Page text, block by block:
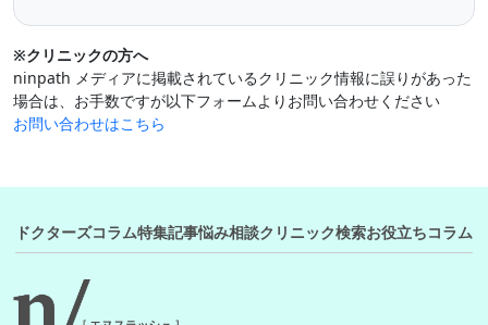
※クリニックの方へ
ninpath メディアに掲載されているクリニック情報に誤りがあった
場合は、お手数ですが以下フォームよりお問い合わせください
お問い合わせはこちら
ドクターズコラム特集記事悩み相談クリニック検索お役立ちコラム